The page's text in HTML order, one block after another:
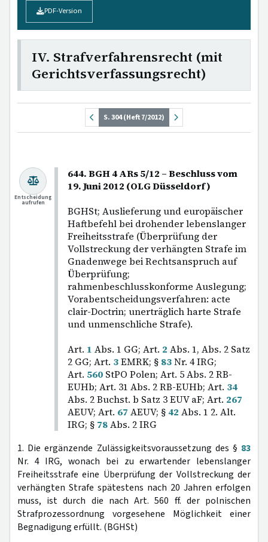
PDF-Version
IV. Strafverfahrensrecht (mit
Gerichtsverfassungsrecht)
S. 304 (Heft 7/2012)
644. BGH 4 ARs 5/12 – Beschluss vom
19. Juni 2012 (OLG Düsseldorf)
BGHSt; Auslieferung und europäischer
Haftbefehl bei drohender lebenslanger
Freiheitsstrafe (Überprüfung der
Vollstreckung der verhängten Strafe im
Gnadenwege bei Rechtsanspruch auf
Überprüfung;
rahmenbeschlusskonforme Auslegung;
Vorabentscheidungsverfahren: acte
clair-Doctrin; unerträglich harte Strafe
und unmenschliche Strafe).
Art. 1 Abs. 1 GG; Art. 2 Abs. 1, Abs. 2 Satz
2 GG; Art. 3EMRK; § 83Nr. 4 IRG;
Art. 560 StPO Polen; Art. 5 Abs. 2 RB-
EUHb; Art. 31 Abs. 2 RB-EUHb; Art. 34
Abs. 2 Buchst. b Satz 3 EUV aF; Art. 267
AEUV; Art. 67 AEUV; § 42 Abs. 1 2. Alt.
IRG; § 78Abs. 2 IRG
Entscheidung
aufrufen
1. Die ergänzende Zulässigkeitsvoraussetzung des § 83
Nr. 4 IRG, wonach bei zu erwartender lebenslanger
Freiheitsstrafe eine Überprüfung der Vollstreckung der
verhängten Strafe spätestens nach 20 Jahren erfolgen
muss, ist durch die nach Art. 560 ff. der polnischen
Strafprozessordnung vorgesehene Möglichkeit einer
Begnadigung erfüllt. (BGHSt)